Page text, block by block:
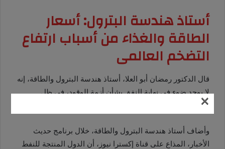
أستاذ هندسة البترول: أسعار
الطاقة والغذاء من أسباب ارتفاع
التضخم العالمى
قال الدكتور رمضان أبو العلا، أستاذ هندسة البترول والطاقة، إنه
لا يوجد ضوء في نهاية النفق بشأن أزمة الوقود، في ظل
استمرار أزمة الاقتصاد العالمى
وأضاف أستاذ هندسة البترول والطاقة، خلال برنامج حديث
الأخبار، المذاع على قناة إكسترا نيوز، أن الدول المنتجة للنفط
×